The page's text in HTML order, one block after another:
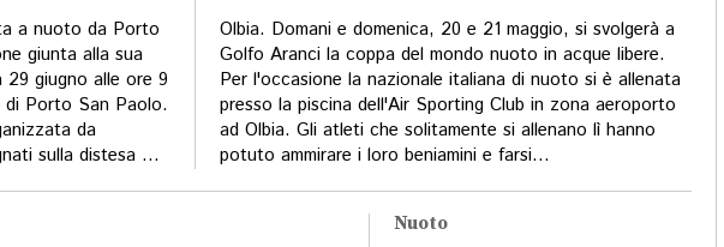
a nuoto da Porto
giunta alla sua
29 giugno alle ore 9
di Porto San Paolo.
da
sulla distesa ...
Olbia. Domani e domenica, 20 e 21 maggio, si svolgerà a
Golfo Aranci la coppa del mondo nuoto in acque libere.
Per l'occasione la nazionale italiana di nuoto si è allenata
presso la piscina dell'Air Sporting Club in zona aeroporto
ad Olbia. Gli atleti che solitamente si allenano lì hanno
potuto ammirare i loro beniamini e farsi...
Nuoto